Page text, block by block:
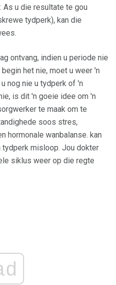
As u die resultate te gou
tydperk), kan die
ontvang, indien u periode nie
het nie, moet u weer 'n
nog nie u tydperk of 'n
is dit 'n goeie idee om 'n
te maak om te
soos stres,
hormonale wanbalanse. kan
tydperk misloop. Jou dokter
siklus weer op die regte